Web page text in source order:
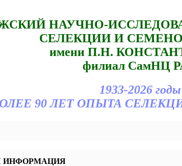
НАУЧНО-
СЕЛЕКЦИИ И
имени П.Н.
филиал СамНЦ
1933-2026 годы
90 ЛЕТ ОПЫТА
ИНФОРМАЦИЯ